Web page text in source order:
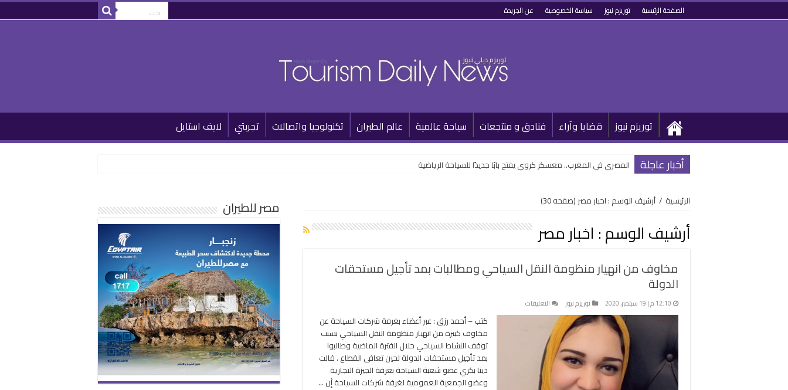
الصفحة الرئيسية توريزم نيوز سياسة الخصوصية عن الجريدة
توريزم نيوز قضايا وآراء فنادق و منتجعات سياحة عالمية عالم الطيران تكنولوجيا واتصالات تجربتي لايف استايل
أخبار عاجلة المصري في المغرب.. معسكر كروي يفتح بابًا جديدًا للسياحة الرياضية
الرئيسية / أرشيف الوسم : اخبار مصر (صفحه 30)
أرشيف الوسم : اخبار مصر
مخاوف من انهيار منظومة النقل السياحي ومطالبات بمد تأجيل مستحقات
الدولة
12:10 م | 19 سبتمبر، 2020 توريزم نيوز التعليقات
مخاوف
كتب – أحمد رزق : عبر أعضاء بغرفة شركات السياحة عن
مخاوف كبيرة من انهيار منظومة النقل السياحي بسبب
توقف النشاط السياحي خلال الفترة الماضية وطالبوا
بمد تأجيل مستحقات الدولة لحين تعافى القطاع . قالت
دينا بكري عضو شعبة السياحة بغرفة الجيزة التجارية
وعضو الجمعية العمومية لغرفة شركات السياحة إٔن …
مصر للطيران